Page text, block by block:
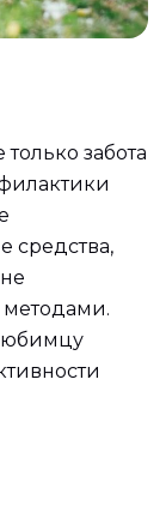
забота
средства,